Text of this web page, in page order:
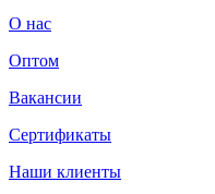
О нас
Оптом
Вакансии
Сертификаты
Наши клиенты